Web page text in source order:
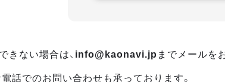
きない場合は、 info@kaonavi.jp までメールを
話でのお問い合わせも承っております。